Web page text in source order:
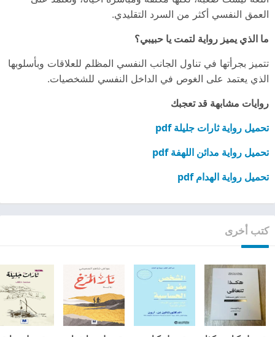
العمق النفسي أكثر من السرد التقليدي.
ما الذي يميز رواية لتمت يا حبيبي؟
تتميز بجرأتها في تناول الجانب النفسي المظلم للعلاقات وبأسلوبها
الذي يعتمد على الغوص في الداخل النفسي للشخصيات.
روايات مشابهة قد تعجبك
تحميل رواية ثارات جليلة pdf
تحميل رواية مدائن اللهفة pdf
تحميل رواية الهدام pdf
كتب أخرى